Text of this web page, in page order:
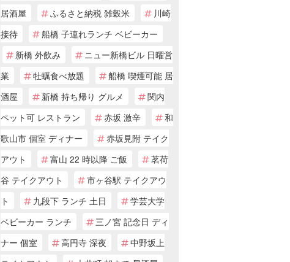
居酒屋
ふるさと納税 雑穀米
川崎
接待
船橋 子連れランチ ベビーカー
新橋 外飲み
ニュー新橋ビル 日曜営
業
牡蠣食べ放題
船橋 喫煙可能 居
酒屋
新橋 持ち帰り グルメ
関内
ペット可 レストラン
赤坂 激辛
和
歌山市 個室 ディナー
赤坂見附 テイク
アウト
富山 22 時以降 ご飯
茗荷
谷 テイクアウト
市ヶ谷駅 テイクアウ
ト
九段下 ランチ 土日
学芸大学
ベビーカー ランチ
三ノ宮 記念日 ディ
ナー 個室
高円寺 深夜
中野坂上